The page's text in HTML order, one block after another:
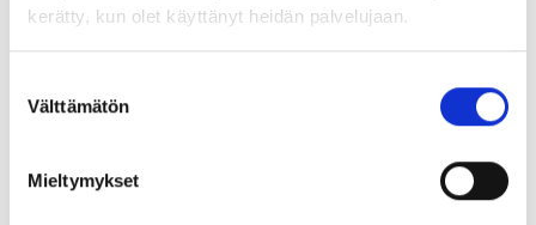
kerätty, kun olet käyttänyt heidän palvelujaan.
valinta
Välttämätön
Mieltymykset
Saatavilla olevat vaihtoehdot
Clear 512 101 7229201